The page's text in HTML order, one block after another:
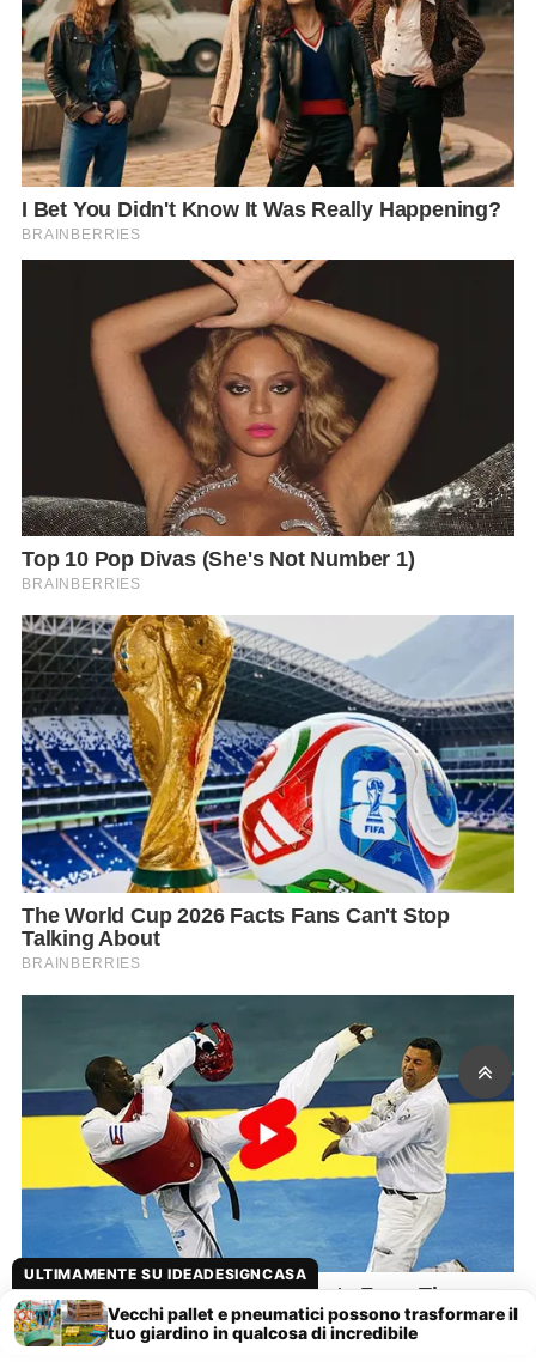
ULTIMAMENTE SU IDEADESIGNCASA
Vecchi pallet e pneumatici possono trasformare il
tuo giardino in qualcosa di incredibile